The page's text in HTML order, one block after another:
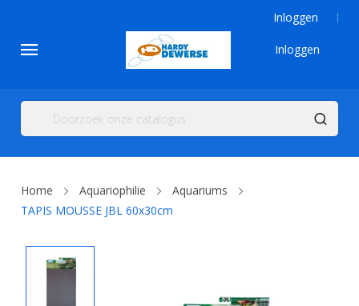
Inloggen
Inloggen
Home Aquariophilie
Aquariums
TAPIS MOUSSE JBL 60x30cm